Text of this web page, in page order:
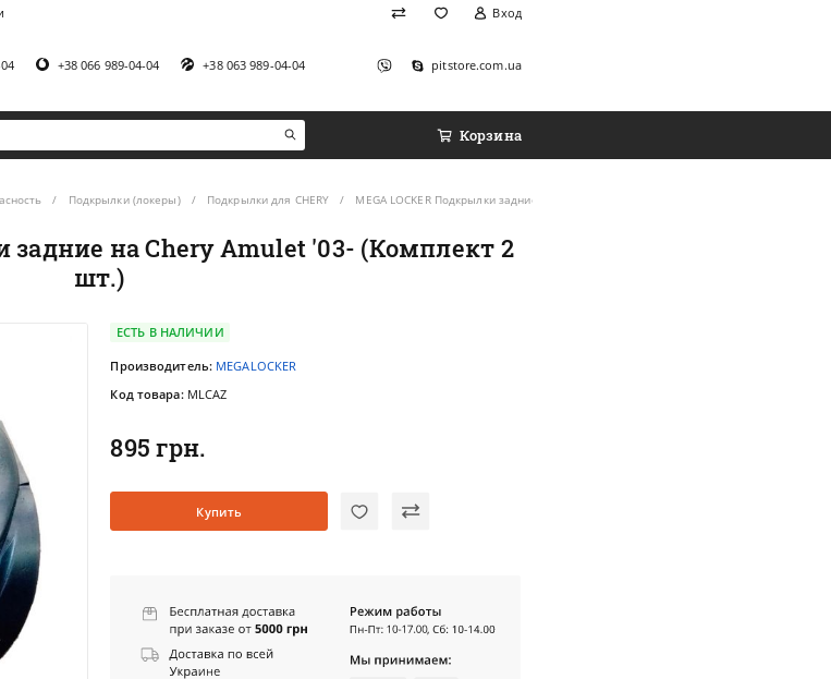
Вход
+38 066 989-04-04 +38 063 989-04-04 pitstore.com.ua
Корзина
Подкрылки (локеры) Подкрылки для CHERY MEGA LOCKER Подкрылки задние на Chery Amulet '03- (Комплект 2 шт.)
задние на Chery Amulet '03- (Комплект 2
шт.)
ЕСТЬ В НАЛИЧИИ
Производитель: MEGALOCKER
Код товара: MLCAZ
895 грн.
Купить